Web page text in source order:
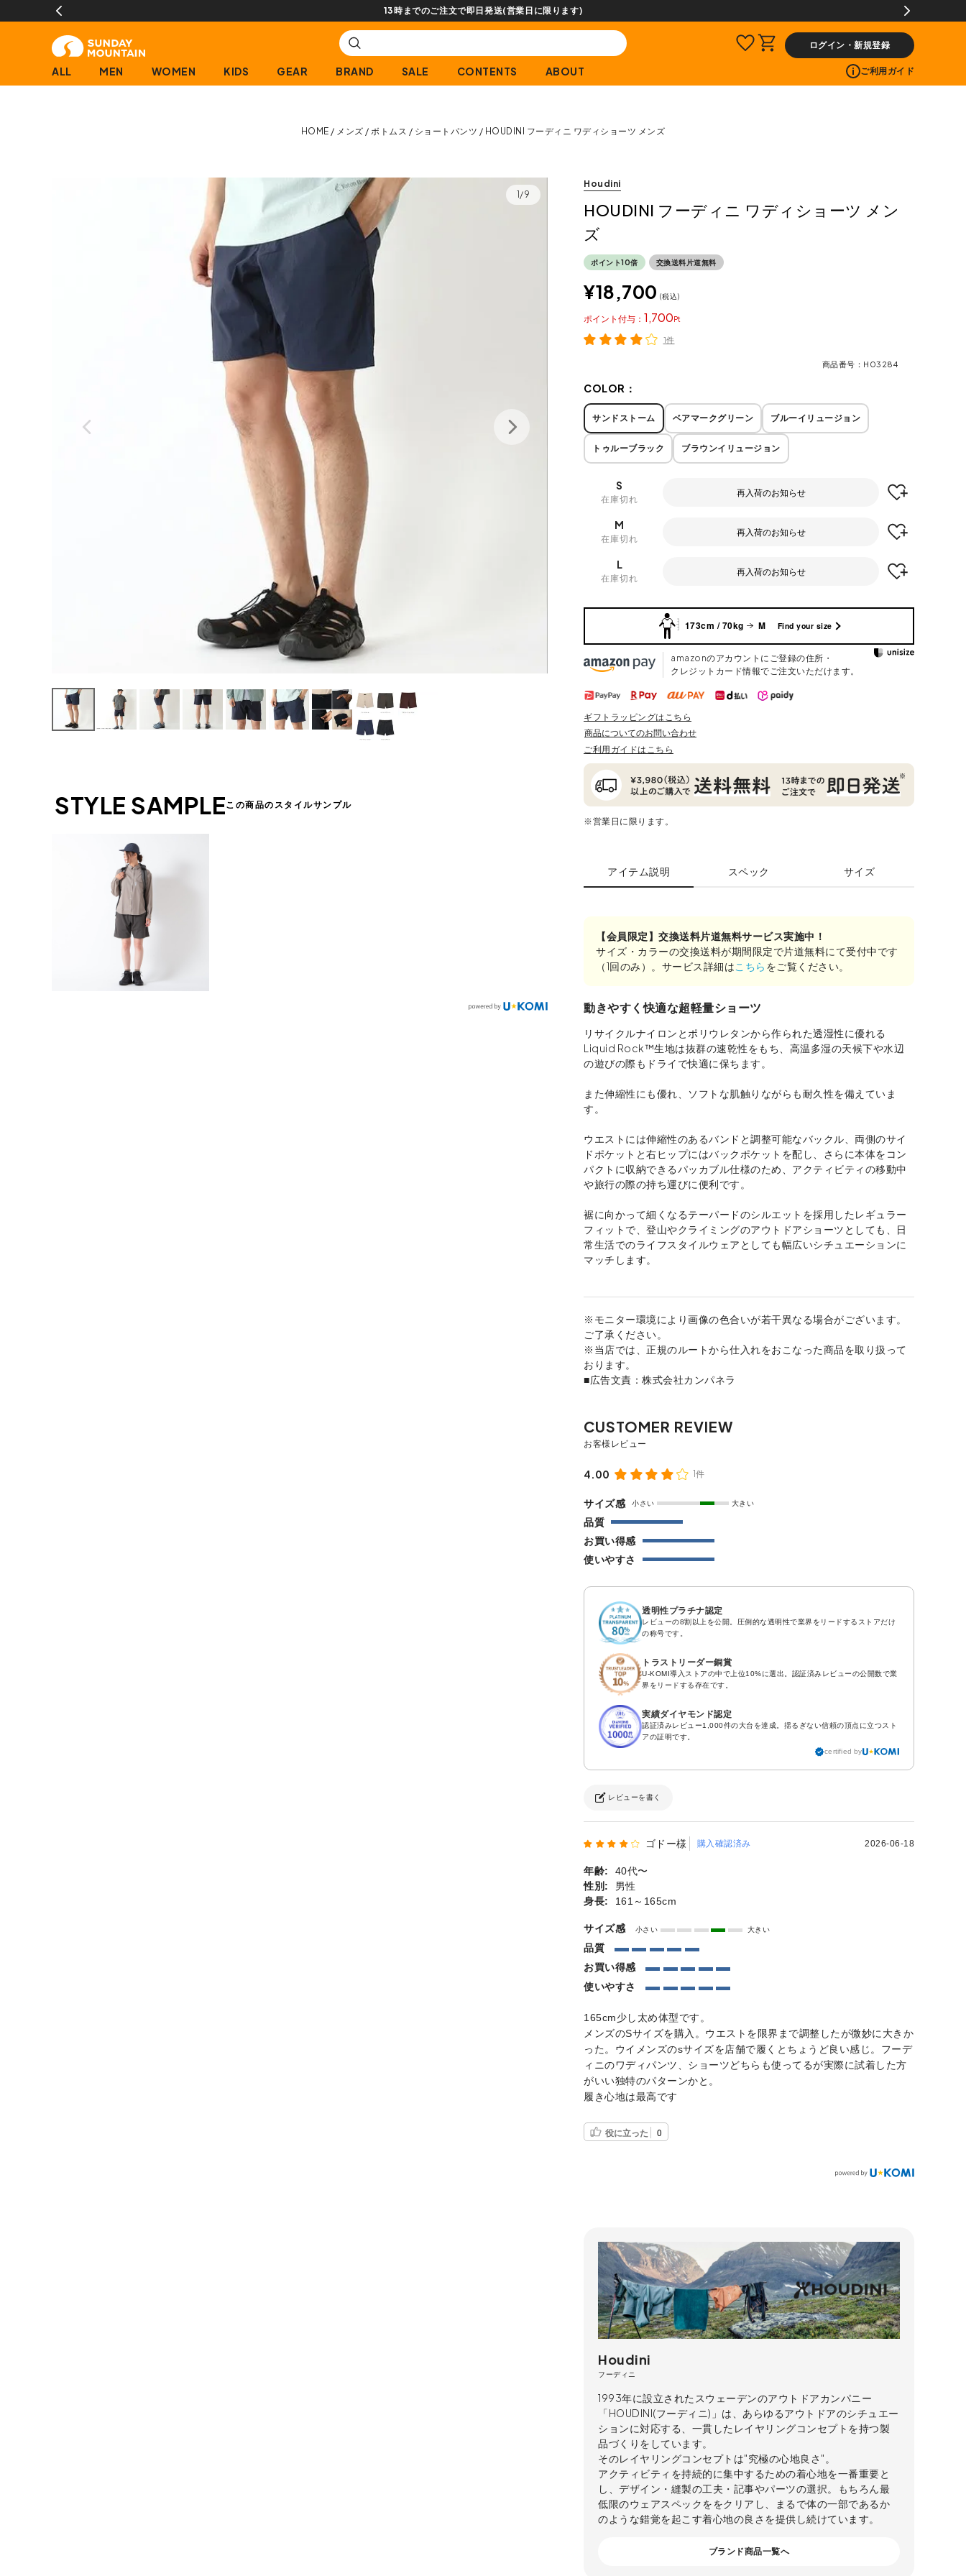
【会員限定】交換送料片道無料サービス
ログイン・新規登録
ALL MEN WOMEN KIDS GEAR BRAND SALE CONTENTS ABOUT ご利用ガイド
HOME メンズ ボトムス ショートパンツ HOUDINI フーディニ ワディショーツ メンズ
1/9
STYLE SAMPLEこの商品のスタイルサンプル
Houdini
HOUDINI フーディニ ワディショーツ メン
ズ
ポイント10倍 交換送料片道無料
¥18,700 税込
1,700
ポイント
1件
商品番号 H03284
COLOR：
サンドストーム ベアマークグリーン ブルーイリュージョン
トゥルーブラック ブラウンイリュージョン
S
在庫切れ
再入荷のお知らせ
M
在庫切れ
再入荷のお知らせ
L
在庫切れ
再入荷のお知らせ
173cm / 70kg M Find your size
amazonのアカウントにご登録の住所・
クレジットカード情報でご注文いただけます。
ギフトラッピングはこちら
商品についてのお問い合わせ
ご利用ガイドはこちら
※営業日に限ります。
アイテム説明 スペック サイズ
【会員限定】交換送料片道無料サービス実施中！
サイズ・カラーの交換送料が期間限定で片道無料にて受付中です
（1回のみ）。サービス詳細は こちら をご覧ください。
動きやすく快適な超軽量ショーツ
リサイクルナイロンとポリウレタンから作られた透湿性に優れる
Liquid Rock™生地は抜群の速乾性をもち、高温多湿の天候下や水辺
の遊びの際もドライで快適に保ちます。
また伸縮性にも優れ、ソフトな肌触りながらも耐久性を備えていま
す。
ウエストには伸縮性のあるバンドと調整可能なバックル、両側のサイ
ドポケットと右ヒップにはバックポケットを配し、さらに本体をコン
パクトに収納できるパッカブル仕様のため、アクティビティの移動中
や旅行の際の持ち運びに便利です。
裾に向かって細くなるテーパードのシルエットを採用したレギュラー
フィットで、登山やクライミングのアウトドアショーツとしても、日
常生活でのライフスタイルウェアとしても幅広いシチュエーションに
マッチします。
※モニター環境により画像の色合いが若干異なる場合がございます。
ご了承ください。
※当店では、正規のルートから仕入れをおこなった商品を取り扱って
おります。
■広告文責：株式会社カンパネラ
4.00 1件
サイズ感 小さい 大きい
品質
お買い得感
使いやすさ
透明性プラチナ認定
レビューの8割以上を公開。圧倒的な透明性で業界をリードするストアだけ
の称号です。
トラストリーダー銅賞
U-KOMI導入ストアの中で上位10%に選出。認証済みレビューの公開数で業
界をリードする存在です。
実績ダイヤモンド認定
認証済みレビュー1,000件の大台を達成。揺るぎない信頼の頂点に立つスト
アの証明です。
certified by
レビューを書く
ゴドー様 購入確認済み 2026-06-18
年齢:
40代〜
性別:
男性
身長:
161～165cm
サイズ感 小さい 大きい
品質
お買い得感
使いやすさ
165cm少し太め体型です。
メンズのSサイズを購入。ウエストを限界まで調整したが微妙に大きか
った。ウイメンズのsサイズを店舗で履くとちょうど良い感じ。フーデ
ィニのワディパンツ、ショーツどちらも使ってるが実際に試着した方
がいい独特のパターンかと。
履き心地は最高です
役に立った 0
Houdini
フーディニ
1993年に設立されたスウェーデンのアウトドアカンパニー
「HOUDINI(フーディニ)」は、あらゆるアウトドアのシチュエー
ションに対応する、一貫したレイヤリングコンセプトを持つ製
品づくりをしています。
そのレイヤリングコンセプトは"究極の心地良さ"。
アクティビティを持続的に集中するための着心地を一番重要と
し、デザイン・縫製の工夫・記事やパーツの選択。もちろん最
低限のウェアスペックををクリアし、まるで体の一部であるか
のような錯覚を起こす着心地の良さを提供し続けています。
ブランド商品一覧へ